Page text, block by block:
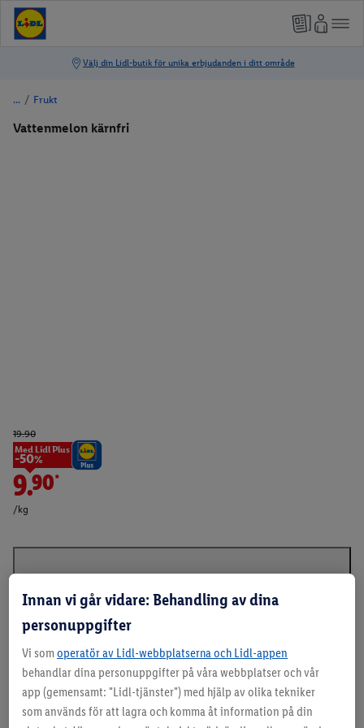
/ Frukt
Vattenmelon kärnfri
19.90
Med Lidl Plus
-50%
9.90*
/kg
Innan vi går vidare: Behandling av dina
personuppgifter
Vi som operatör av Lidl-webbplatserna och Lidl-appen
behandlar dina personuppgifter på våra webbplatser och vår
app (gemensamt: "Lidl-tjänster") med hjälp av olika tekniker
som används för att lagra och komma åt information på din